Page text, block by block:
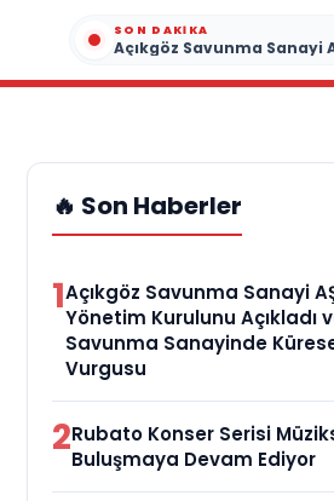
SON DAKIKA
🔥 Son Haberler
1Açıkgöz Savunma Sanayi
Yönetim Kurulunu Açıkladı
Savunma Sanayinde
Vurgusu
2Rubato Konser Serisi
Buluşmaya Devam Ediyor